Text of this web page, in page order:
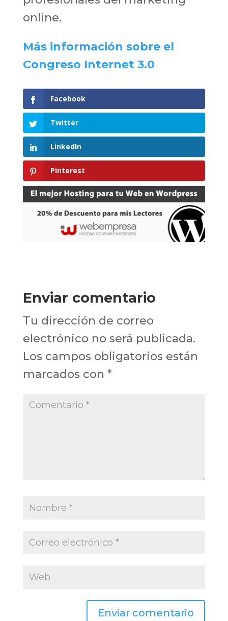
online.
Más información sobre el
Congreso Internet 3.0
Facebook
Twitter
LinkedIn
Pinterest
Enviar comentario
Tu dirección de correo
electrónico no será publicada.
Los campos obligatorios están
marcados con *